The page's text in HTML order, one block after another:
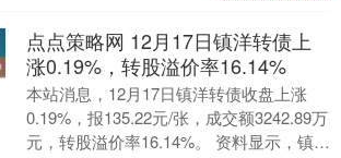
点点策略网 12月17日镇洋转债上
涨0.19%，转股溢价率16.14%
本站消息，12月17日镇洋转债收盘上涨
0.19%，报135.22元/张，成交额3242.89万
元，转股溢价率16.14%。 资料显示，镇洋